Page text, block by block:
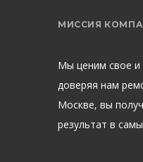
МИССИЯ
Мы ценим свое
доверяя нам
Москве, вы
результат в